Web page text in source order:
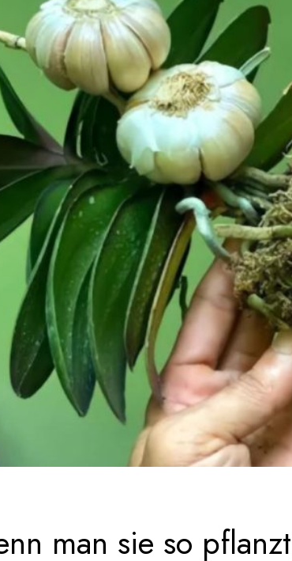
man sie so